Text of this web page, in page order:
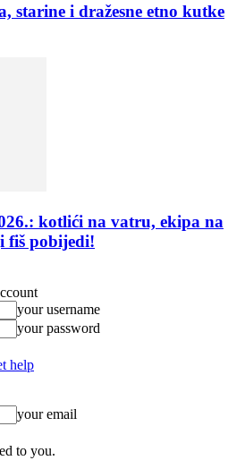
starine i dražesne etno kutke
kotlići na vatru, ekipa na
fiš pobijedi!
your username
your password
help
your email
to you.